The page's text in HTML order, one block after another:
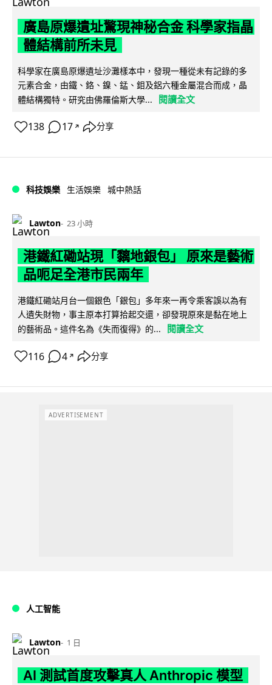
廣島原爆遺址驚現神秘合金 科學家指晶
體結構前所未見
科學家在廣島原爆遺址沙灘樣本中，發現一種從未有記錄的多
元素合金，由鐵、鉻、鎳、錳、鉬及鋁六種金屬混合而成，晶
體結構獨特。研究由佛羅倫斯大學...
閱讀全文
138 17 ↗ 分享
科技娛樂 生活娛樂 城中熱話
Lawton 23 小時
港鐵紅磡站現「黐地銀包」 原來是藝術
品呃足全港市民兩年
港鐵紅磡站月台一個銀色「銀包」多年來一再令乘客誤以為有
人遺失財物，事主原本打算拾起交還，卻發現原來是黏在地上
的藝術品。這件名為《失而復得》的...
閱讀全文
116 4 ↗ 分享
ADVERTISEMENT
人工智能
Lawton 1 日
AI 測試首度攻擊真人 Anthropic 模型